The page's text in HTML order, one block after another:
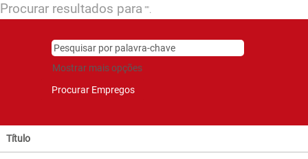
Procurar resultados para "".
Mostrar mais opções
Título